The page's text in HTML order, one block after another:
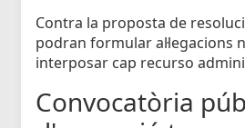
Contra la proposta de
podran formular al·legacions
interposar cap recurso
Convocatòria